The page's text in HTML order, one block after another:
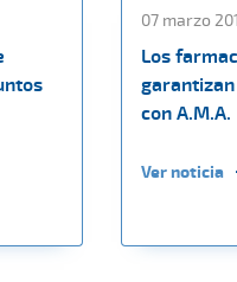
07 marzo
Los
con A.M.A.
Ver noticia